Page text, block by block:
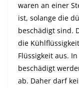
waren an einer
ist, solange die
beschädigt sind.
die
Flüssigkeit aus.
beschädigt
ab. Daher darf